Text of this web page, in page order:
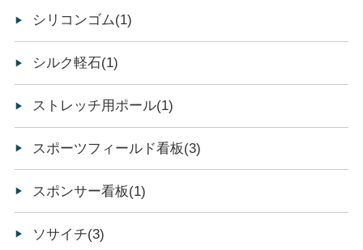
シリコンゴム(1)
シルク軽石(1)
ストレッチ用ポール(1)
スポーツフィールド看板(3)
スポンサー看板(1)
ソサイチ(3)